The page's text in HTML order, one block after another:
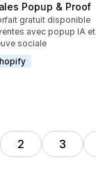
Popup & Proof
5
gratuit disponible
avec popup IA et
sociale
2 3